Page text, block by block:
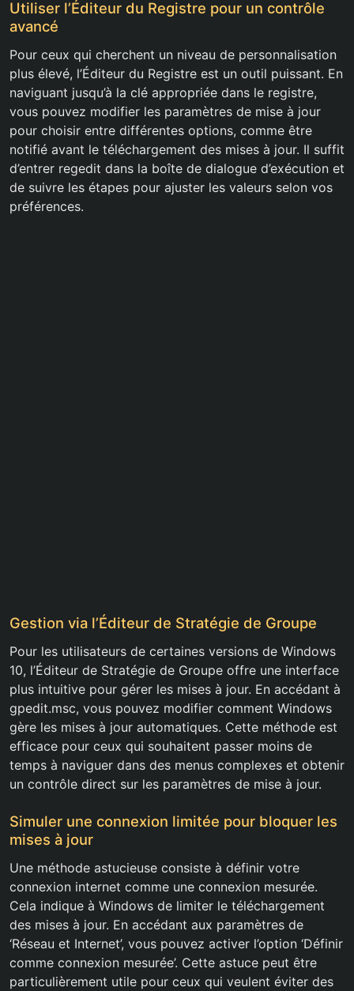
Utiliser l’Éditeur du Registre pour un contrôle
avancé
Pour ceux qui cherchent un niveau de personnalisation
plus élevé, l’Éditeur du Registre est un outil puissant. En
naviguant jusqu’à la clé appropriée dans le registre,
vous pouvez modifier les paramètres de mise à jour
pour choisir entre différentes options, comme être
notifié avant le téléchargement des mises à jour. Il suffit
d’entrer regedit dans la boîte de dialogue d’exécution et
de suivre les étapes pour ajuster les valeurs selon vos
préférences.
Gestion via l’Éditeur de Stratégie de Groupe
Pour les utilisateurs de certaines versions de Windows
10, l’Éditeur de Stratégie de Groupe offre une interface
plus intuitive pour gérer les mises à jour. En accédant à
gpedit.msc, vous pouvez modifier comment Windows
gère les mises à jour automatiques. Cette méthode est
efficace pour ceux qui souhaitent passer moins de
temps à naviguer dans des menus complexes et obtenir
un contrôle direct sur les paramètres de mise à jour.
Simuler une connexion limitée pour bloquer les
mises à jour
Une méthode astucieuse consiste à définir votre
connexion internet comme une connexion mesurée.
Cela indique à Windows de limiter le téléchargement
des mises à jour. En accédant aux paramètres de
‘Réseau et Internet’, vous pouvez activer l’option ‘Définir
comme connexion mesurée’. Cette astuce peut être
particulièrement utile pour ceux qui veulent éviter des